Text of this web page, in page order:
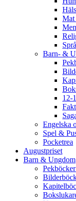
Barn- &
12-
Engelska
Spel &
Pocketrea
Augustpriset
Barn & Ungdom